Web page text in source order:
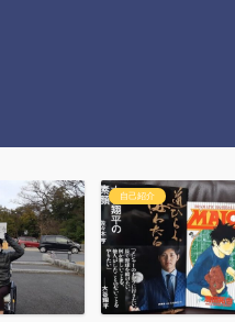
アスリートの名言・言葉の力